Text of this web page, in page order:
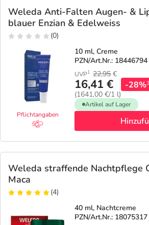
Weleda Anti-Falten Augen- &
blauer Enzian & Edelweiss
(0)
Pflichtangaben
10 ml, Creme
PZN/Art.Nr.: 18446794
UVP1 22,95 €
16,41 €
(1641,00 €/1 l)
-28%3
Artikel auf Lager
Weleda straffende Nachtpflege
Maca
(4)
40 ml, Nachtcreme
PZN/Art.Nr.: 18075317